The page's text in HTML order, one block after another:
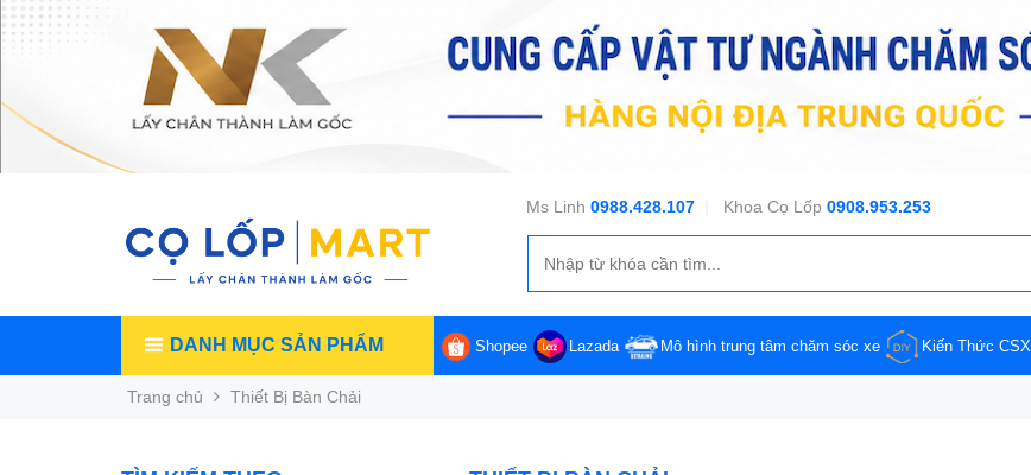
Ms Linh 0988.428.107| Khoa Cọ Lốp 0908.953.253
DANH MỤC SẢN PHẨM Shopee Lazada Mô hình trung tâm chăm sóc xe Kiến Thức CSX
Trang chủ Thiết Bị Bàn Chải